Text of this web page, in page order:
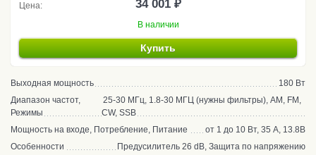
Цена: 34 001 ₽
В наличии
Купить
Выходная мощность
180 Вт
Диапазон частот,
Режимы
25-30 МГц, 1.8-30 МГЦ (нужны фильтры), AM, FM,
CW, SSB
Мощность на входе, Потребление, Питание
от 1 до 10 Вт, 35 А, 13.8В
Особенности
Предусилитель 26 dB, Защита по напряжению